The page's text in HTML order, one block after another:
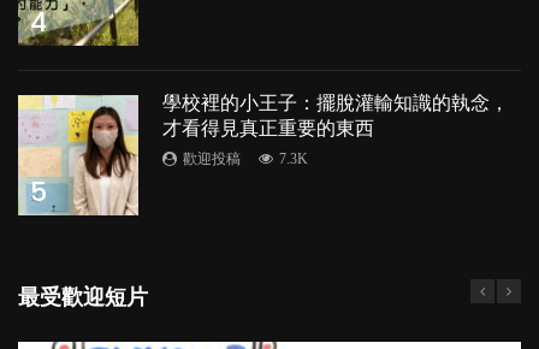
4
5
學校裡的小王子：擺脫灌輸知識的執念，
才看得見真正重要的東西
歡迎投稿 7.3K
最受歡迎短片